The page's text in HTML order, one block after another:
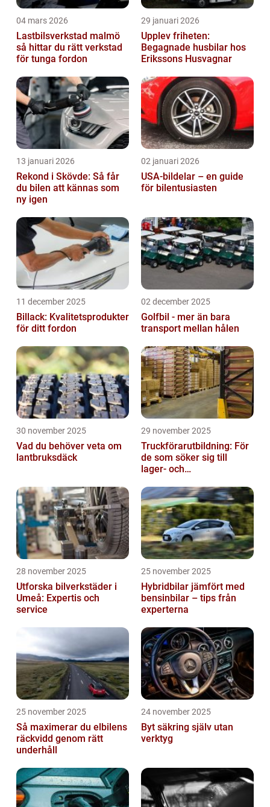
04 mars 2026
Lastbilsverkstad malmö
så hittar du rätt verkstad
för tunga fordon
29 januari 2026
Upplev friheten:
Begagnade husbilar hos
Erikssons Husvagnar
13 januari 2026
Rekond i Skövde: Så får
du bilen att kännas som
ny igen
02 januari 2026
USA-bildelar – en guide
för bilentusiasten
11 december 2025
Billack: Kvalitetsprodukter
för ditt fordon
02 december 2025
Golfbil - mer än bara
transport mellan hålen
30 november 2025
Vad du behöver veta om
lantbruksdäck
29 november 2025
Truckförarutbildning: För
de som söker sig till
lager- och
28 november 2025
Utforska bilverkstäder i
Umeå: Expertis och
service
25 november 2025
Hybridbilar jämfört med
bensinbilar – tips från
experterna
25 november 2025
Så maximerar du elbilens
räckvidd genom rätt
underhåll
24 november 2025
Byt säkring själv utan
verktyg